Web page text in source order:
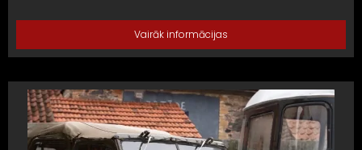
Vairāk informācijas